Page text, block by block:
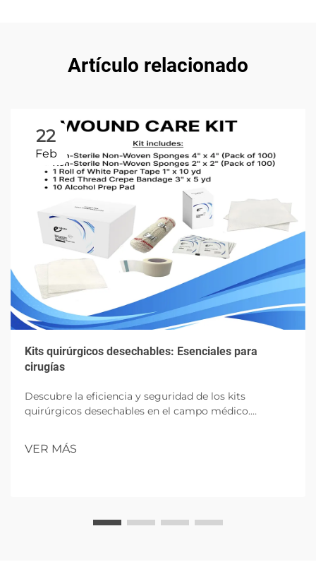
Artículo relacionado
22
Feb
Kits quirúrgicos desechables: Esenciales para
cirugías
Descubre la eficiencia y seguridad de los kits
quirúrgicos desechables en el campo médico.
impacto futuro en las cirugías.
VER MÁS